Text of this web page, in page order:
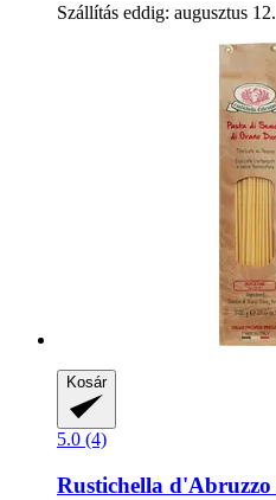
Szállítás eddig: augusztus 12.
Kosár
5.0 (4)
Rustichella d'Abruzzo